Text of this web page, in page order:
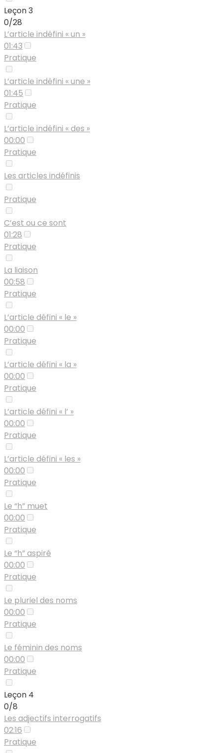
Leçon 3
0/28
L’article indéfini « un »
01:43
Pratique
L’article indéfini « une »
01:45
Pratique
L’article indéfini « des »
00:00
Pratique
Les articles indéfinis
Pratique
C’est ou ce sont
01:28
Pratique
La liaison
00:58
Pratique
L’article défini « le »
00:00
Pratique
L’article défini « la »
00:00
Pratique
L’article défini « l’ »
00:00
Pratique
L’article défini « les »
00:00
Pratique
Le “h” muet
00:00
Pratique
Le “h” aspiré
00:00
Pratique
Le pluriel des noms
00:00
Pratique
Le féminin des noms
00:00
Pratique
Leçon 4
0/8
Les adjectifs interrogatifs
02:16
Pratique